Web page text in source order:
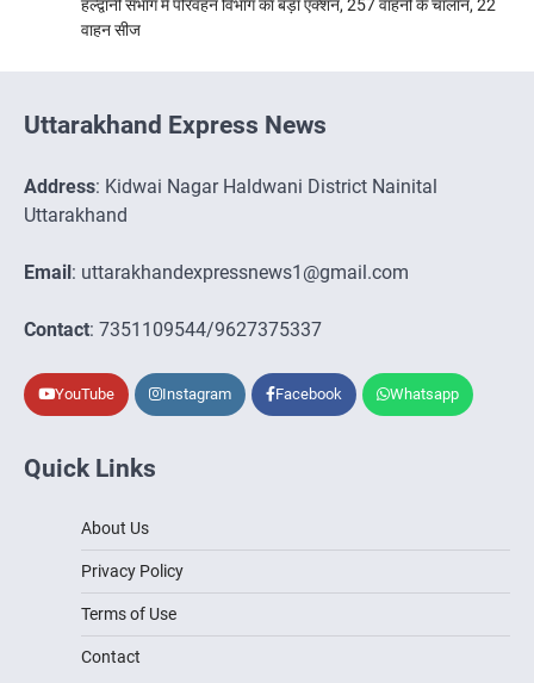
हल्द्वानी संभाग में परिवहन विभाग का बड़ा एक्शन, 257 वाहनों के चालान, 22
वाहन सीज
Uttarakhand Express News
Address: Kidwai Nagar Haldwani District Nainital
Uttarakhand
Email: uttarakhandexpressnews1@gmail.com
Contact: 7351109544/9627375337
YouTube Instagram Facebook Whatsapp
Quick Links
About Us
Privacy Policy
Terms of Use
Contact